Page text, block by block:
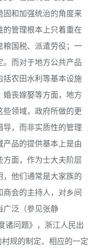
固和加强统治的角度来
的管理根本上只着重在
粮国税、派遣劳役；一
。而对于地方公共产品
括农田水利等基本设施
婚丧嫁娶等方面，地方
领域，政府所做的更
导，而非实质性的管理
产品的提供基本上是由
方面，作为士大夫阶层
，他们通常是大家族的
会的主持人，对乡间
广泛（参见张静
诸问题》，浙江人民出
规的制定、相应的一定